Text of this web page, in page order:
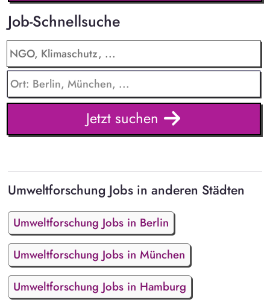
Job-Schnellsuche
Jetzt suchen
Umweltforschung Jobs in anderen Städten
Umweltforschung Jobs in Berlin
Umweltforschung Jobs in München
Umweltforschung Jobs in Hamburg